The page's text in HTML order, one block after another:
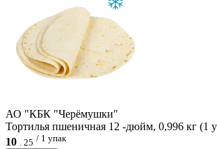
АО "КБК "Черёмушки"
Тортилья пшеничная 12 -дюйм, 0,996 кг (1
10 . 25 / 1 упак